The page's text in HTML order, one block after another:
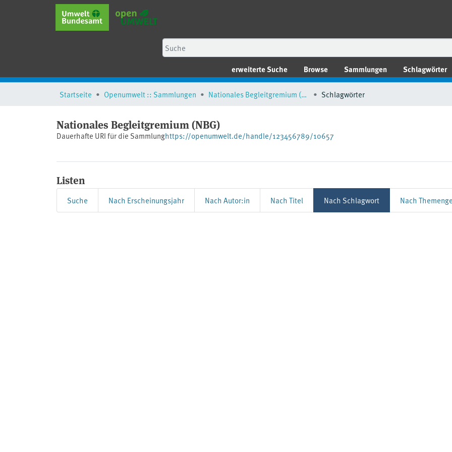
erweiterte Suche Browse Sammlungen Schlagwörter
Startseite Openumwelt :: Sammlungen Nationales Begleitgremium (NBG) Schlagwörter
Nationales Begleitgremium (NBG)
Dauerhafte URI für die Sammlunghttps://openumwelt.de/handle/123456789/10657
Listen
Suche Nach Erscheinungsjahr Nach Autor:in Nach Titel Nach Schlagwort Nach